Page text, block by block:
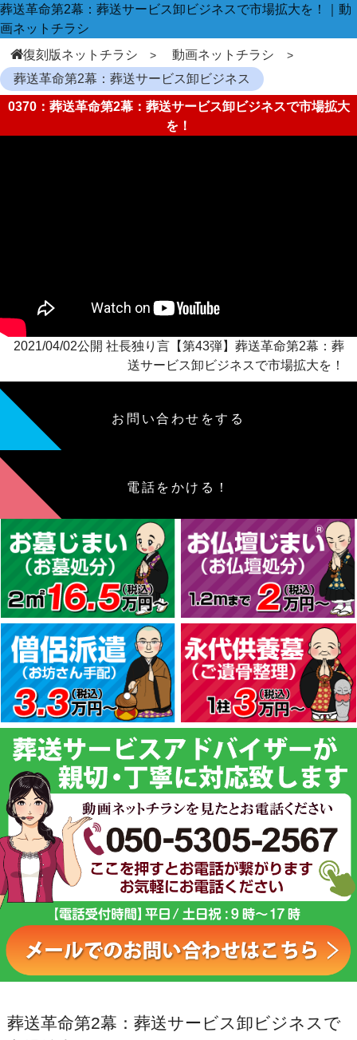
葬送革命第2幕：葬送サービス卸ビジネスで市場拡大を！｜動
画ネットチラシ
復刻版ネットチラシ
動画ネットチラシ
葬送革命第2幕：葬送サービス卸ビジネス
0370：葬送革命第2幕：葬送サービス卸ビジネスで市場拡大
を！
2021/04/02公開 社長独り言【第43弾】葬送革命第2幕：葬
送サービス卸ビジネスで市場拡大を！
お問い合わせをする
電話をかける！
葬送革命第2幕：葬送サービス卸ビジネスで